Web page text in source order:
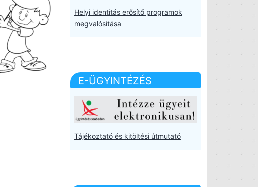
Helyi identitás erősítő programok
megvalósítása
E-ÜGYINTÉZÉS
Tájékoztató és kitöltési útmutató